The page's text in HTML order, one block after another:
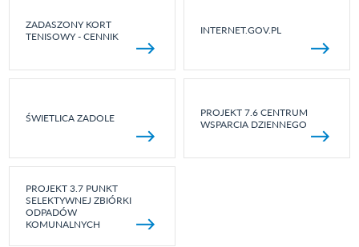
ZADASZONY KORT
TENISOWY - CENNIK
INTERNET.GOV.PL
ŚWIETLICA ZADOLE
PROJEKT 7.6 CENTRUM
WSPARCIA DZIENNEGO
PROJEKT 3.7 PUNKT
SELEKTYWNEJ ZBIÓRKI
ODPADÓW
KOMUNALNYCH